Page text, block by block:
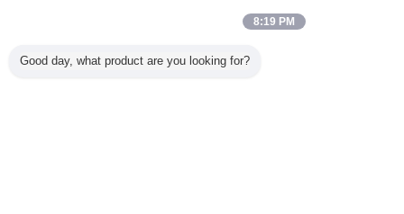
8:19 PM
Good day, what product are you looking for?